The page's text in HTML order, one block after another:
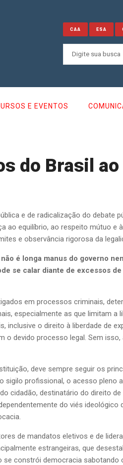
CAA ESA
E EVENTOS
do Brasil
e de radicalização do debate
ao equilíbrio, ao respeito mútuo e
e observância rigorosa da
é longa manus do governo
se calar diante de excessos
em processos criminais,
especialmente as que limitam a
o direito à liberdade de
o devido processo legal. Sem
deve sempre seguir os
sigilo profissional, o acesso pleno
cidadão, destinatário do direito
do viés
de mandatos eletivos e de
estrangeiras, que
constrói democracia sabotando